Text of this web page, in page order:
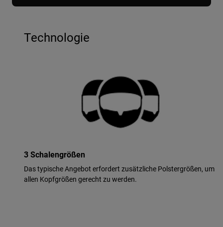
Technologie
3 Schalengrößen
Das typische Angebot erfordert zusätzliche Polstergrößen, um
allen Kopfgrößen gerecht zu werden.